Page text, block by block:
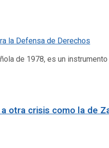
de 1978, es un
otra crisis como la de